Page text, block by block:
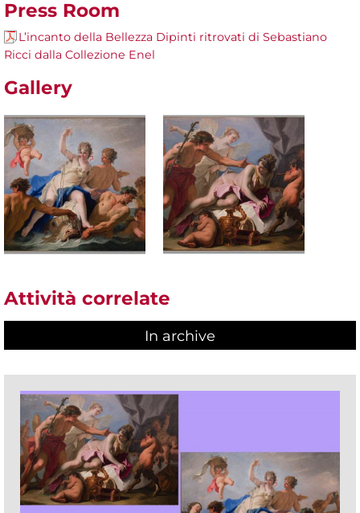
Press Room
L’incanto della Bellezza Dipinti ritrovati di Sebastiano
Ricci dalla Collezione Enel
Gallery
Attività correlate
In archive